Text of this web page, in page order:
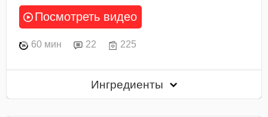
Посмотреть видео
60 мин 22 225
Ингредиенты